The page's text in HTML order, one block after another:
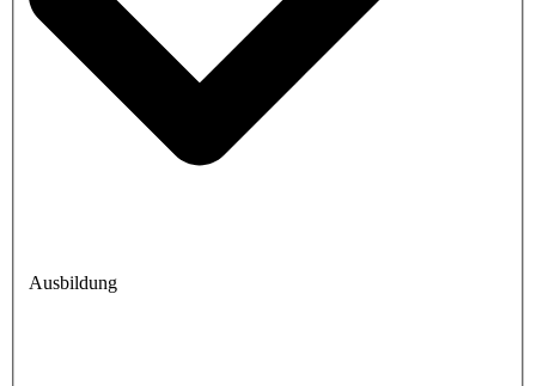
Ausbildung